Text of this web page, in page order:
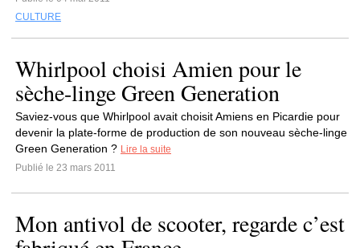
CULTURE
Whirlpool choisi Amien pour le
sèche-linge Green Generation
Saviez-vous que Whirlpool avait choisit Amiens en Picardie pour
devenir la plate-forme de production de son nouveau sèche-linge
Green Generation ? Lire la suite
Publié le 23 mars 2011
Mon antivol de scooter, regarde c’est